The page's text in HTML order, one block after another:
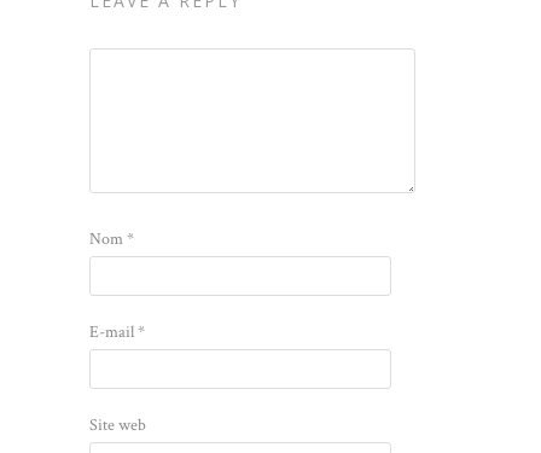
Nom*
E-mail*
Site web